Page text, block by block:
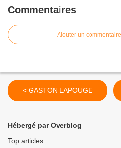
Commentaires
Ajouter un commentaire
< GASTON LAPOUGE
Hébergé par Overblog
Top articles